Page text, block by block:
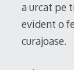
a urcat pe
evident o
curajoase.